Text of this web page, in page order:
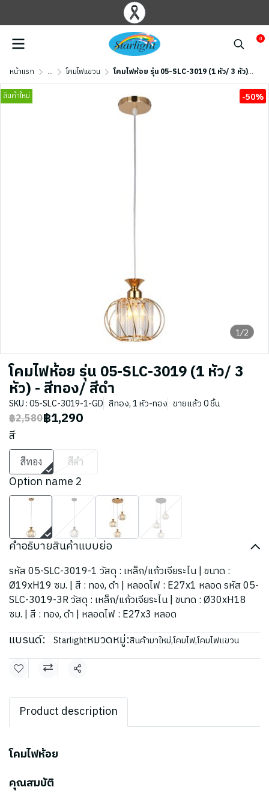
0
หน้าแรก ... โคมไฟแขวน โคมไฟห้อย รุ่น 05-SLC-3019 (1 หัว/ 3 หัว) - สีทอง/ สีดำ
1/2
สินค้าใหม่ -50%
โคมไฟห้อย รุ่น 05-SLC-3019 (1 หัว/ 3
หัว) - สีทอง/ สีดำ
SKU : 05-SLC-3019-1-GD สีทอง, 1 หัว-ทอง ขายแล้ว 0 ชิ้น
฿2,580฿1,290
สี
สีทอง สีดำ
Option name 2
คำอธิบายสินค้าแบบย่อ
รหัส 05-SLC-3019-1 วัสดุ : เหล็ก/แก้วเจียระไน | ขนาด :
Ø19xH19 ซม. | สี : ทอง, ดำ | หลอดไฟ : E27x1 หลอด รหัส 05-
SLC-3019-3R วัสดุ : เหล็ก/แก้วเจียระไน | ขนาด : Ø30xH18
ซม. | สี : ทอง, ดำ | หลอดไฟ : E27x3 หลอด
แบรนด์: Starlightหมวดหมู่:สินค้ามาใหม่,โคมไฟ,โคมไฟแขวน
แชร์
Product description
โคมไฟห้อย
คุณสมบัติ